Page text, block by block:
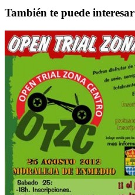
También te puede interesar